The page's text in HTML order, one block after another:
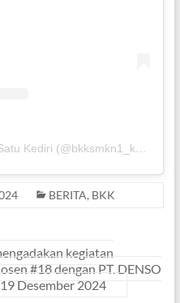
A post shared by BKK SMKN Satu Kediri (@bkksmkn1_kotakediri)
BERITA, BKK
kegiatan
#18 dengan PT. DENSO
Desember 2024